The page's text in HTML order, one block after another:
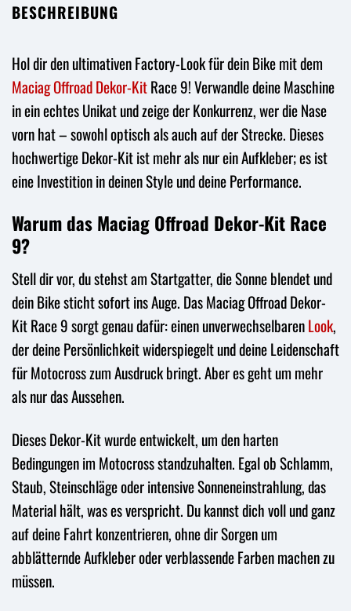
BESCHREIBUNG
Hol dir den ultimativen Factory-Look für dein Bike mit dem
Maciag OffroadDekor-KitRace 9! Verwandle deine Maschine
in ein echtes Unikat und zeige der Konkurrenz, wer die Nase
vorn hat – sowohl optisch als auch auf der Strecke. Dieses
hochwertige Dekor-Kit ist mehr als nur ein Aufkleber; es ist
eine Investition in deinen Style und deine Performance.
Warum das Maciag Offroad Dekor-Kit Race
9?
Stell dir vor, du stehst am Startgatter, die Sonne blendet und
dein Bike sticht sofort ins Auge. Das Maciag Offroad Dekor-
Kit Race 9 sorgt genau dafür: einen unverwechselbarenLook,
der deine Persönlichkeit widerspiegelt und deine Leidenschaft
für Motocross zum Ausdruck bringt. Aber es geht um mehr
als nur das Aussehen.
Dieses Dekor-Kit wurde entwickelt, um den harten
Bedingungen im Motocross standzuhalten. Egal ob Schlamm,
Staub, Steinschläge oder intensive Sonneneinstrahlung, das
Material hält, was es verspricht. Du kannst dich voll und ganz
auf deine Fahrt konzentrieren, ohne dir Sorgen um
abblätternde Aufkleber oder verblassende Farben machen zu
müssen.